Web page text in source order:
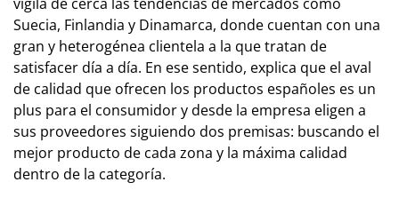
vigila de cerca las tendencias de mercados como
Suecia, Finlandia y Dinamarca, donde cuentan con una
gran y heterogénea clientela a la que tratan de
satisfacer día a día. En ese sentido, explica que el aval
de calidad que ofrecen los productos españoles es un
plus para el consumidor y desde la empresa eligen a
sus proveedores siguiendo dos premisas: buscando el
mejor producto de cada zona y la máxima calidad
dentro de la categoría.